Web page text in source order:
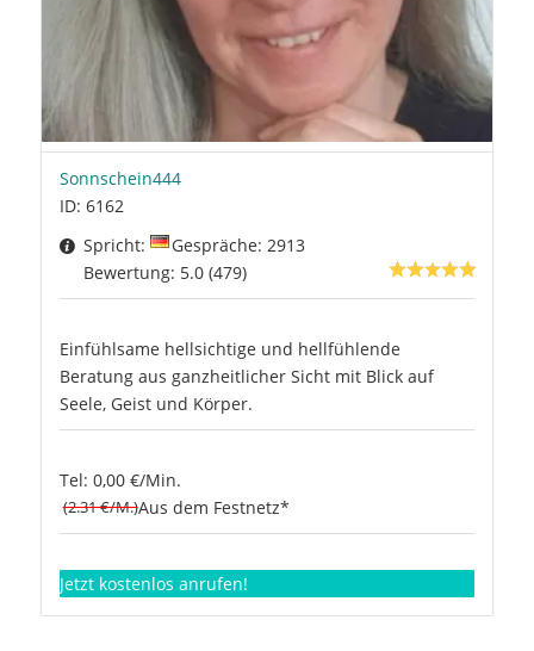
Sonnschein444
ID: 6162
Spricht:
Gespräche: 2913
Bewertung: 5.0 (479)
Einfühlsame hellsichtige und hellfühlende
Beratung aus ganzheitlicher Sicht mit Blick auf
Seele, Geist und Körper.
Tel: 0,00 €/Min.
(2.31 €/M.)Aus dem Festnetz*
Jetzt kostenlos anrufen!